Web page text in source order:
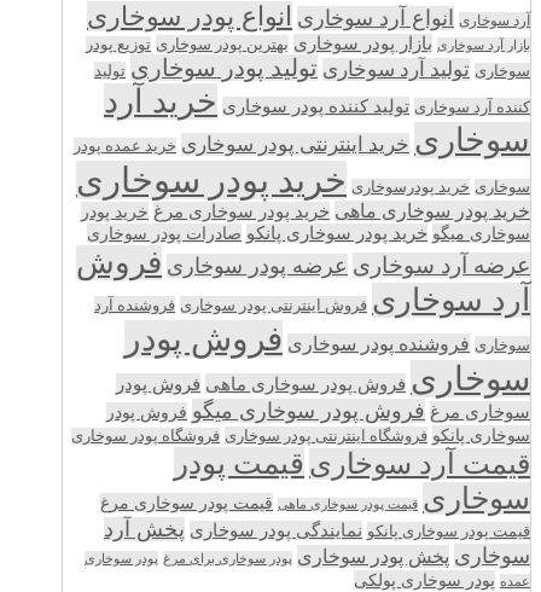
آرد سوخاری انواع آرد سوخاری انواع پودر سوخاری
بازار آرد سوخاری بازار پودر سوخاری بهترین پودر سوخاری توزیع پودر
سوخاری تولید آرد سوخاری تولید پودر سوخاری تولید
کننده آرد سوخاری تولید کننده پودر سوخاری خرید آرد
سوخاری خرید اینترنتی پودر سوخاری خرید عمده پودر
سوخاری خرید پودرسوخاری خرید پودر سوخاری
خرید پودر سوخاری ماهی خرید پودر سوخاری مرغ خرید پودر
سوخاری میگو خرید پودر سوخاری پانکو صادرات پودر سوخاری
عرضه آرد سوخاری عرضه پودر سوخاری فروش
آرد سوخاری فروش اینترنتی پودر سوخاری فروشنده آرد
سوخاری فروشنده پودر سوخاری فروش پودر
سوخاری فروش پودر سوخاری ماهی فروش پودر
سوخاری مرغ فروش پودر سوخاری میگو فروش پودر
سوخاری پانکو فروشگاه اینترنتی پودر سوخاری فروشگاه پودر سوخاری
قیمت آرد سوخاری قیمت پودر
سوخاری قیمت پودر سوخاری ماهی قیمت پودر سوخاری مرغ
قیمت پودر سوخاری پانکو نمایندگی پودر سوخاری پخش آرد
سوخاری پخش پودر سوخاری پودر سوخاری برای مرغ پودر سوخاری
عمده پودر سوخاری پولکی